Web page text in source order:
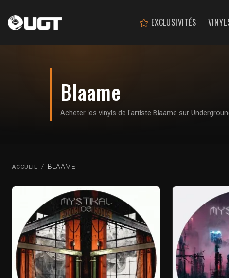
EXCLUSIVITÉS
Blaame
Acheter les vinyls de l'artiste Blaame sur
ACCUEIL BLAAME